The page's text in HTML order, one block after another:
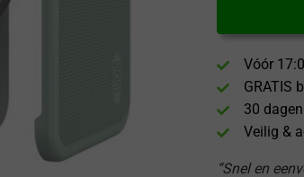
Vóór
GRATIS
30
Veilig &
“Snel en